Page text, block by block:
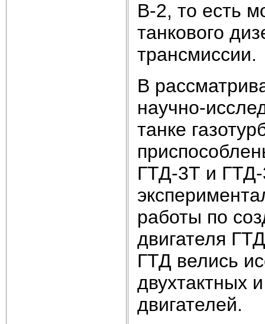
В-2, то есть
танкового
трансмиссии.
В
научно-
танке
ГТД-3Т и ГТД-
работы по
двигателя
ГТД велись
двухтактных
двигателей.